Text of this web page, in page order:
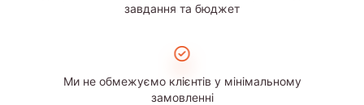
завдання та бюджет
Ми не обмежуємо клієнтів у мінімальному
замовленні